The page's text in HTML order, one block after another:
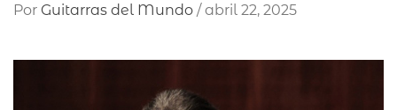
Por Guitarras del Mundo / abril 22, 2025